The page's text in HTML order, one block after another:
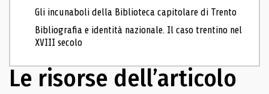
Gli incunaboli della Biblioteca capitolare di Trento
Bibliografia e identità nazionale. Il caso trentino nel
XVIII secolo
Le risorse dell’articolo